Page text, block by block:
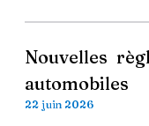
Nouvelles
automobiles
22 juin 2026